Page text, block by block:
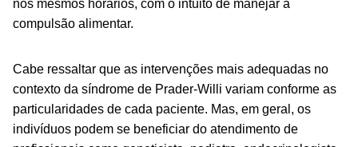
nos mesmos horários, com o intuito de manejar a
compulsão alimentar.
Cabe ressaltar que as intervenções mais adequadas no
contexto da síndrome de Prader-Willi variam conforme as
particularidades de cada paciente. Mas, em geral, os
indivíduos podem se beneficiar do atendimento de